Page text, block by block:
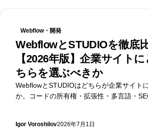
Webflow・開発
WebflowとSTUDIOを徹底
【2026年版】企業サイト
ちらを選ぶべきか
WebflowとSTUDIOはどちらが企業サイト
か。コードの所有権・拡張性・多言語・
ートナーであるSupasaitoが、ケース別の選
Igor Voroshilov2026年7月1日